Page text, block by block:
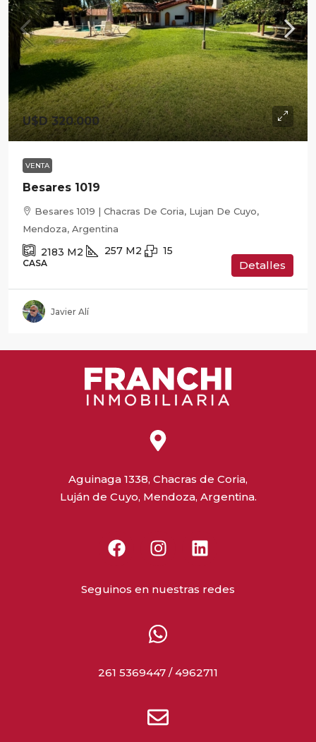
U$D 320.000
VENTA
Besares 1019
Besares 1019 | Chacras De Coria, Lujan De Cuyo,
Mendoza, Argentina
2183 M2 257 M2 15
CASA Detalles
Javier Alí
Aguinaga 1338, Chacras de Coria,
Luján de Cuyo, Mendoza, Argentina.
Seguinos en nuestras redes
261 5369447 / 4962711